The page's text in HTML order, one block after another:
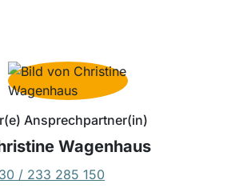
Ansprechpartner(in)
Wagenhaus
/ 233 285 150